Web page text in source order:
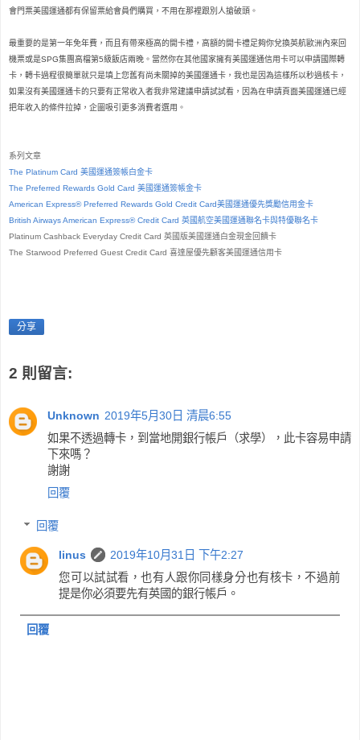
會門票美國運通都有保留票給會員們購買，不用在那裡跟別人搶破頭。
最重要的是第一年免年費 ， 而且有帶來極高的開卡禮 ， 高額的開卡禮足夠你兌換英航歐洲內來回
機票或是SPG集團高檔第5級飯店兩晚 。當然你在其他國家擁有美國運通信用卡可以申請國際轉
卡 ，轉卡過程很簡單就只是填上您舊有尚未關掉的美國運通卡 ，我也是因為這樣所以秒過核卡 ，
如果沒有美國運通卡的只要有正常收入者我非常建議申請試試看 ，因為在申請頁面美國運通已經
把年收入的條件拉掉 ，企圖吸引更多消費者選用 。
系列文章
The Platinum Card 美國運通簽帳白金卡
The Preferred Rewards Gold Card 美國運通簽帳金卡
American Express® Preferred Rewards Gold Credit Card美國運通優先獎勵信用金卡
British Airways American Express® Credit Card 英國航空美國運通聯名卡與特優聯名卡
Platinum Cashback Everyday Credit Card 英國版美國運通白金現金回饋卡
The Starwood Preferred Guest Credit Card 喜達屋優先顧客美國運通信用卡
分享
2 則留言:
Unknown 2019年5月30日 清晨6:55
如果不透過轉卡，到當地開銀行帳戶（求學），此卡容易申請
下來嗎？
謝謝
回覆
回覆
linus
2019年10月31日 下午2:27
您可以試試看，也有人跟你同樣身分也有核卡，不過前
提是你必須要先有英國的銀行帳戶。
回覆